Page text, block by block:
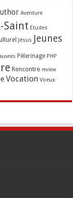
Aventure
Saint Etudes
Jésus Jeunes
Pèlerinage PHP
Rencontre review
Vocation Voeux